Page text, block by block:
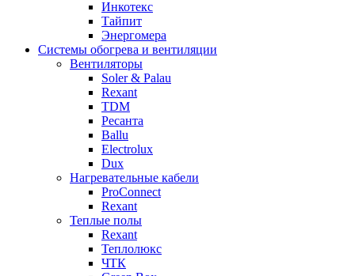
Инкотекс
Тайпит
Энергомера
Системы обогрева и вентиляции
Вентиляторы
Soler & Palau
Rexant
TDM
Ресанта
Ballu
Electrolux
Dux
Нагревательные кабели
ProConnect
Rexant
Теплые полы
Rexant
Теплолюкс
ЧТК